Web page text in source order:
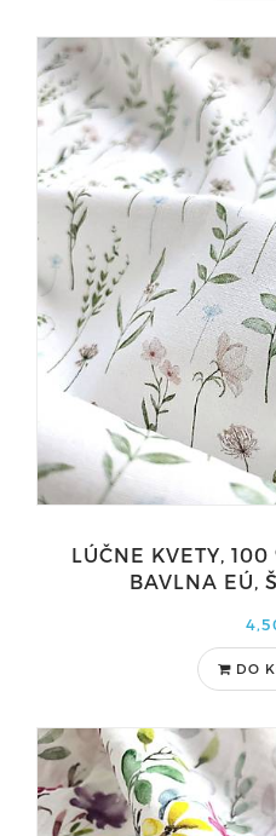
LÚČNE KVETY,
BAVLNA EÚ,
DO